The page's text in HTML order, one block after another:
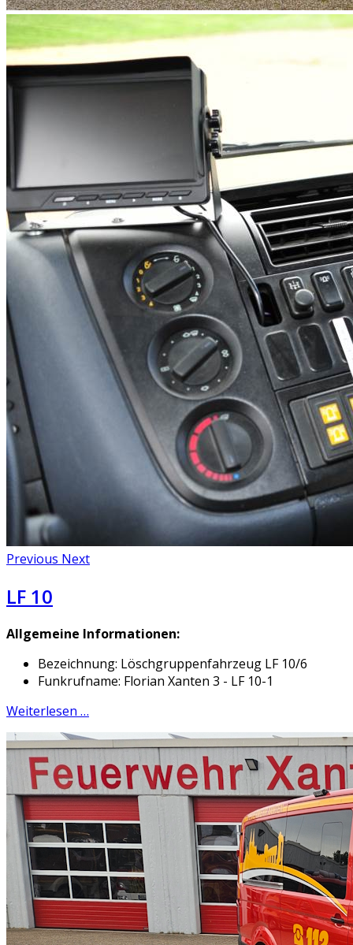
Previous Next
LF 10
Allgemeine Informationen:
Bezeichnung: Löschgruppenfahrzeug LF 10/6
Funkrufname: Florian Xanten 3 - LF 10-1
Weiterlesen …